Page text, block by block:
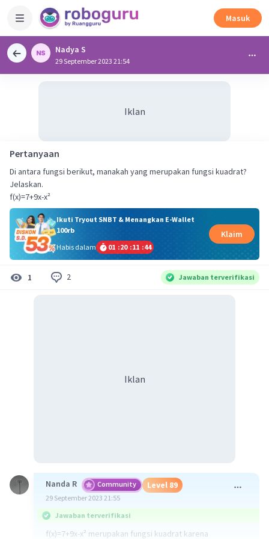
Masuk
Nadya S
29 September 2023 21:54
Iklan
Pertanyaan
Di antara fungsi berikut, manakah yang merupakan fungsi kuadrat?
Jelaskan.
f(x)=7+9x-x²
Ikuti Tryout SNBT & Menangkan E-Wallet
100rb
Habis dalam
01 :20 :11 :43
Klaim
1 2 Jawaban terverifikasi
Iklan
Nanda R Community Level 89
29 September 2023 21:55
Jawaban terverifikasi
f(x)=7+9x-x² merupakan fungsi kuadrat karena